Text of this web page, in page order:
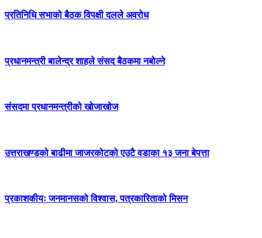
प्रतिनिधि सभाको बैठक विपक्षी दलले अवरोध
प्रधानमन्त्री बालेन्द्र शाहले संसद बैठकमा नबोल्ने
संसदमा प्रधानमन्त्रीको खोजाखोज
उत्तराखण्डको बाढीमा जाजरकोटको एउटै वडाका १३ जना बेपत्ता
प्रकाशकीयः जनमानसको विश्वास, पत्रकारिताको मिसन